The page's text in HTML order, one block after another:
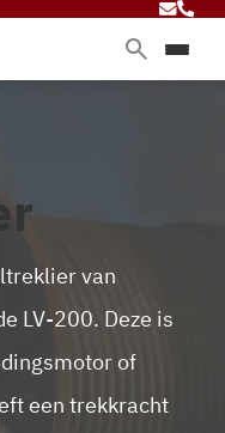
van
LV-200. Deze is
of
een trekkracht